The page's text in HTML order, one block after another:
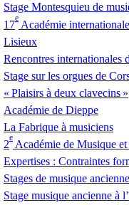
Stage Montesquieu de
17
e
Académie
Lisieux
Rencontres internationales
Stage sur les orgues de
« Plaisirs à deux clavecins »
Académie de Dieppe
La Fabrique à musiciens
2
e
Académie de Musique
Expertises : Contraintes
Stages de musique
Stage musique ancienne à